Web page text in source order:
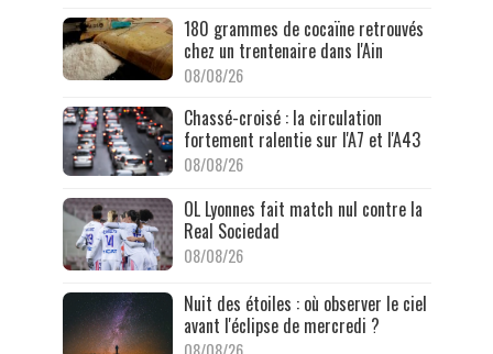
180 grammes de cocaïne retrouvés
chez un trentenaire dans l'Ain
08/08/26
Chassé-croisé : la circulation
fortement ralentie sur l'A7 et l'A43
08/08/26
OL Lyonnes fait match nul contre la
Real Sociedad
08/08/26
Nuit des étoiles : où observer le ciel
avant l'éclipse de mercredi ?